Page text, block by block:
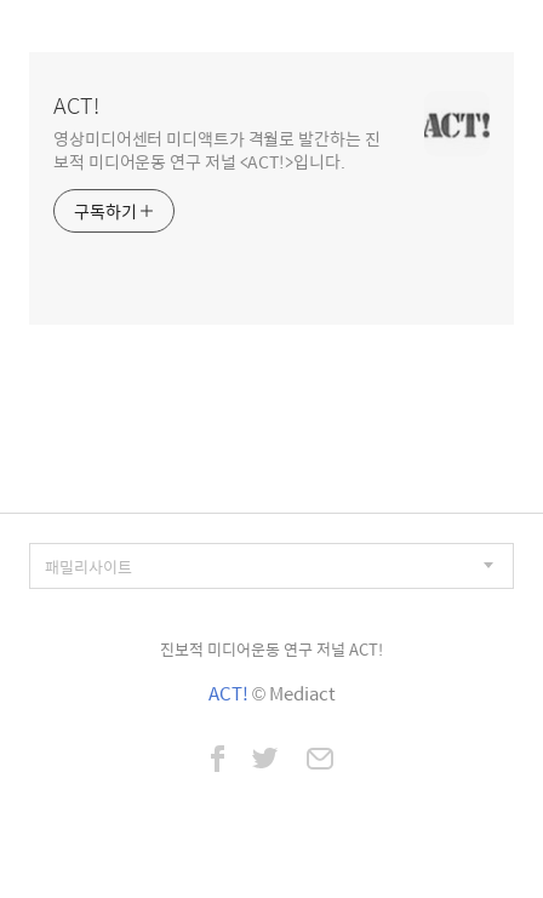
ACT!
영상미디어센터 미디액트가 격월로 발간하는 진
보적 미디어운동 연구 저널 <ACT!>입니다.
구독하기
진보적 미디어운동 연구 저널 ACT!
ACT!© Mediact